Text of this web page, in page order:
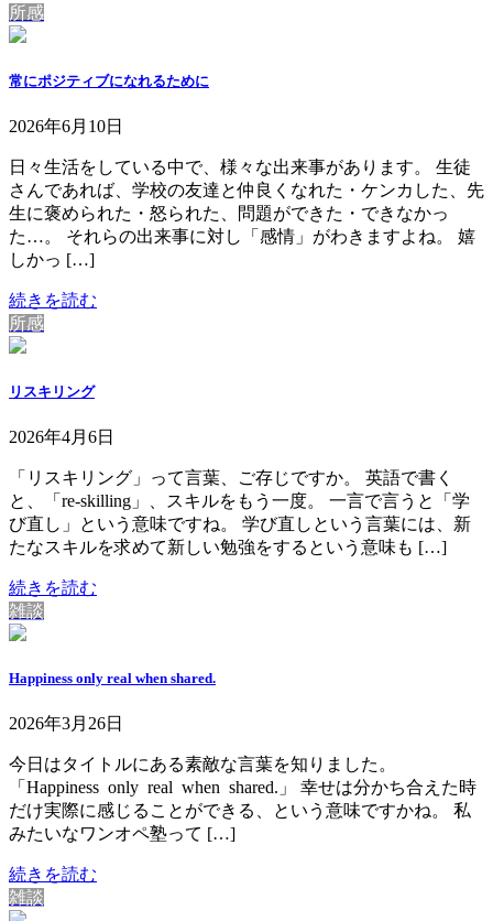
所感
常にポジティブになれるために
2026年6月10日
日々生活をしている中で、様々な出来事があります。 生徒
さんであれば、学校の友達と仲良くなれた・ケンカした、先
生に褒められた・怒られた、問題ができた・できなかっ
た…。 それらの出来事に対し「感情」がわきますよね。 嬉
しかっ […]
続きを読む
所感
リスキリング
2026年4月6日
「リスキリング」って言葉、ご存じですか。 英語で書く
と、「re-skilling」、スキルをもう一度。 一言で言うと「学
び直し」という意味ですね。 学び直しという言葉には、新
たなスキルを求めて新しい勉強をするという意味も […]
続きを読む
雑談
Happiness only real when shared.
2026年3月26日
今日はタイトルにある素敵な言葉を知りました。
「Happiness only real when shared.」 幸せは分かち合えた時
だけ実際に感じることができる、という意味ですかね。 私
みたいなワンオペ塾って […]
続きを読む
雑談